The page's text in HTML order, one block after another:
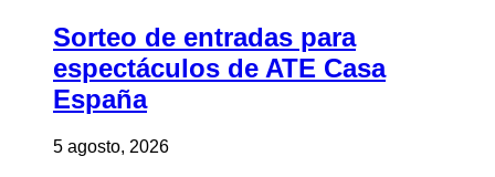
Sorteo de entradas para
espectáculos de ATE Casa
España
5 agosto, 2026